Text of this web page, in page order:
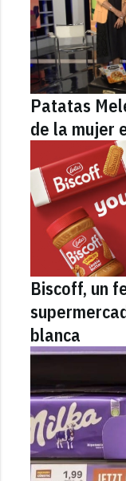
Patatas
de la mujer
Biscoff, un
blanca